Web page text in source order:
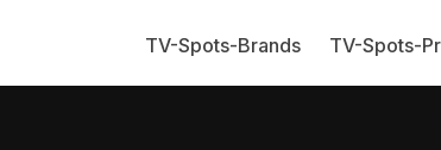
TV-Spots-Brands TV-Spots-